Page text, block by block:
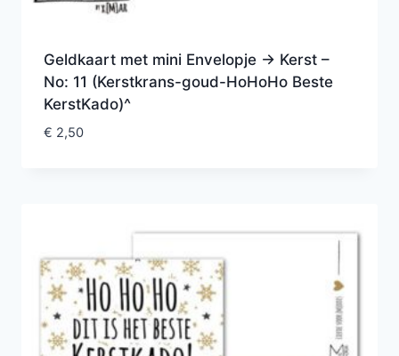
Geldkaart met mini Envelopje -> Kerst –
No: 11 (Kerstkrans-goud-HoHoHo Beste
KerstKado)^
€ 2,50